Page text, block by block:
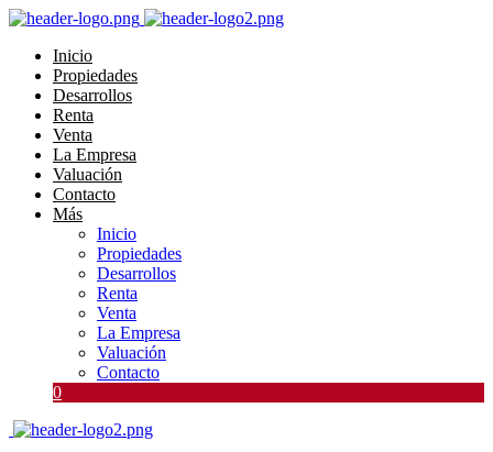
Inicio
Propiedades
Desarrollos
Renta
Venta
La Empresa
Valuación
Contacto
Más
Inicio
Propiedades
Desarrollos
Renta
Venta
La Empresa
Valuación
Contacto
0